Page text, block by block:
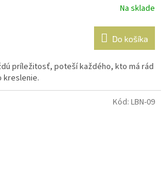
Na sklade
Do košíka
príležitosť, poteší každého, kto má rád
kreslenie.
Kód: LBN-09